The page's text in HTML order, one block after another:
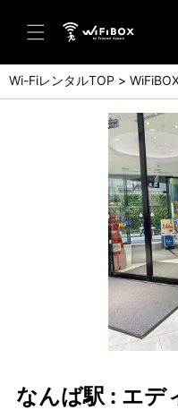
ヘルプ／お問い合わせ
ヘルプセンター
Help
お問い合わせ(日本
Inquiry(English)
Wi-FiレンタルTOP
なんば駅 : エデ